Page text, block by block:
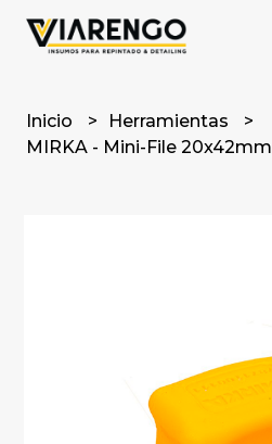
Inicio
Herramientas
MIRKA - Mini-File 20x42mm